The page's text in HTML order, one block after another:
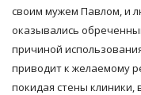
своим мужем Павлом, и
оказывались
причиной
приводит к желаемому
покидая стены клиники,